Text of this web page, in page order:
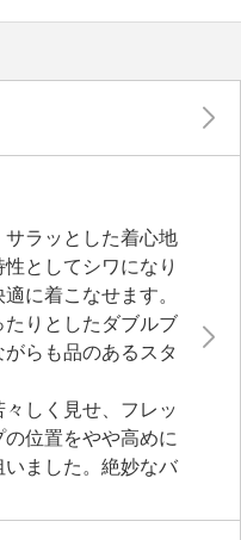
ラッとした着心地
としてシワになり
に着こなせます。
りとしたダブルブ
らも品のあるスタ
しく見せ、フレッ
位置をやや高めに
ました。絶妙なバ
良く、着回し力抜
にカフスをあしら